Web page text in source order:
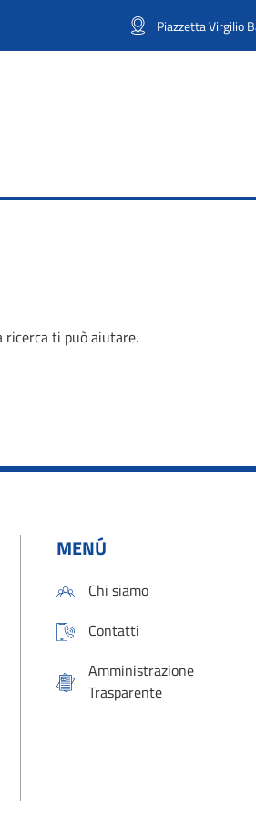
Piazzetta Virgilio
ricerca ti può aiutare.
MENÚ
Chi siamo
Contatti
Amministrazione
Trasparente